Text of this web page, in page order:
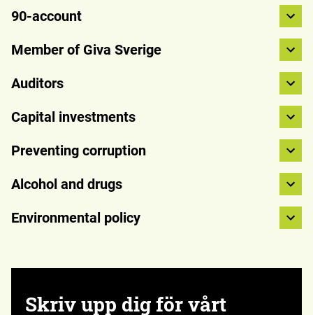
90-account
Member of Giva Sverige
Auditors
Capital investments
Preventing corruption
Alcohol and drugs
Environmental policy
Skriv upp dig för vårt